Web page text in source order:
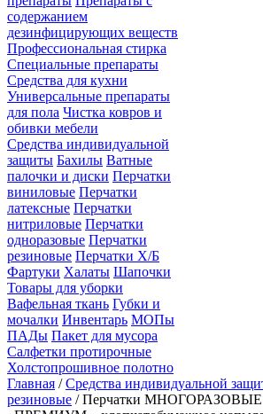
содержанием
дезинфицирующих веществ
Профессиональная стирка
Специальные препараты
Средства для кухни
Универсальные препараты
для пола Чистка ковров и
обивки мебели
Средства индивидуальной
защиты Бахилы Ватные
палочки и диски Перчатки
виниловые Перчатки
латексные Перчатки
нитриловые Перчатки
одноразовые Перчатки
резиновые Перчатки Х/Б
Фартуки Халаты Шапочки
Товары для уборки
Вафельная ткань Губки и
мочалки Инвентарь МОПы
ПАДы Пакет для мусора
Салфетки протирочные
Холстопрошивное полотно
Главная /Средства индивидуальной
резиновые / Перчатки МНОГОРАЗОВЫЕ